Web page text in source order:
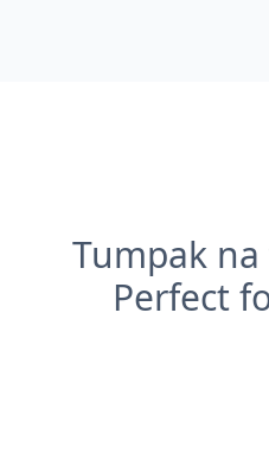
Tumpak
Perfect